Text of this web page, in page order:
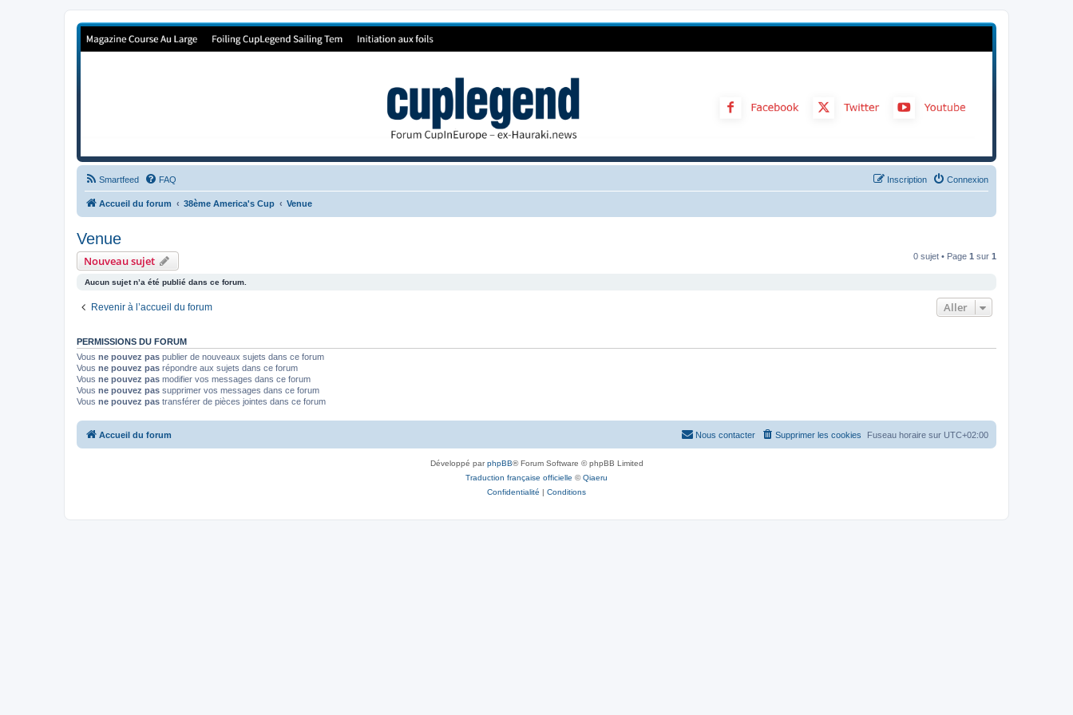
Forum de Cup In Europe
Smartfeed FAQ Connexion
Inscription
Accueil du forum 38ème America's Cup Venue
Venue
Nouveau sujet 0 sujet • Page 1 sur 1
Aucun sujet n’a été publié dans ce forum.
Revenir à l’accueil du forum Aller
PERMISSIONS DU FORUM
Vous ne pouvez pas publier de nouveaux sujets dans ce forum
Vous ne pouvez pas répondre aux sujets dans ce forum
Vous ne pouvez pas modifier vos messages dans ce forum
Vous ne pouvez pas supprimer vos messages dans ce forum
Vous ne pouvez pas transférer de pièces jointes dans ce forum
Accueil du forum Fuseau horaire sur UTC+02:00
Supprimer les cookies
Nous contacter
Développé parphpBB® Forum Software © phpBB Limited
Traduction française officielle ©Qiaeru
Confidentialité | Conditions